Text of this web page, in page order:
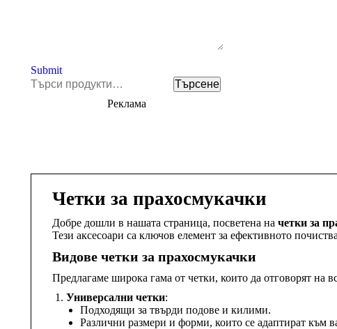
Submit
Търсене
Търсене
Реклама
Четки за прахосмукачки
Добре дошли в нашата страница, посветена на четки за
Тези аксесоари са ключов елемент за ефективното
Видове четки за прахосмукачки
Предлагаме широка гама от четки, които да отговорят на
Универсални четки:
Подходящи за твърди подове и килими.
Различни размери и форми, които се адаптират към